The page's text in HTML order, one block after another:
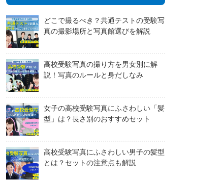
どこで撮るべき？共通テストの受験写
真の撮影場所と写真館選びを解説
高校受験写真の撮り方を男女別に解
説！写真のルールと身だしなみ
女子の高校受験写真にふさわしい「髪
型」は？長さ別のおすすめセット
高校受験写真にふさわしい男子の髪型
とは？セットの注意点も解説